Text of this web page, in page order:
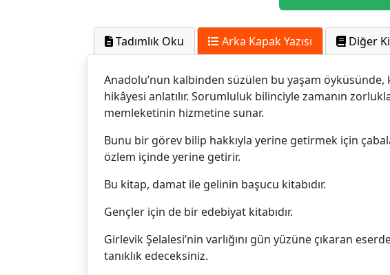
Tadımlık Oku Arka Kapak Yazısı Diğer
Anadolu’nun kalbinden süzülen bu yaşam
hikâyesi anlatılır. Sorumluluk bilinciyle zamanın
memleketinin hizmetine sunar.
Bunu bir görev bilip hakkıyla yerine getirmek için
özlem içinde yerine getirir.
Bu kitap, damat ile gelinin başucu kitabıdır.
Gençler için de bir edebiyat kitabıdır.
Girlevik Şelalesi’nin varlığını gün yüzüne çıkaran
tanıklık edeceksiniz.